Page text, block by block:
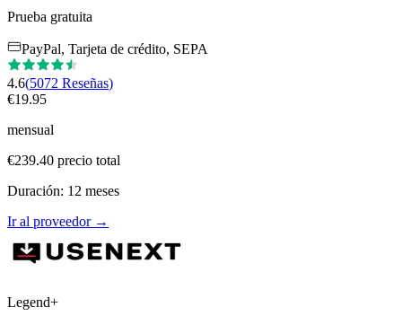
Prueba gratuita
PayPal, Tarjeta de crédito, SEPA
4.6(5072 Reseñas)
€19.95
mensual
€239.40 precio total
Duración: 12 meses
Ir al proveedor→
Legend+